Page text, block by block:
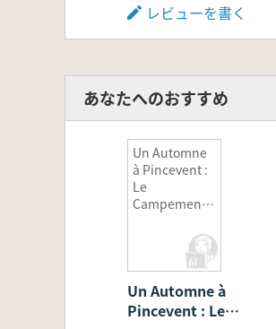
レビューを書く
あなたへのおすすめ
Un Automne
à Pincevent :
Le
Campement
Du Niveau
Un Automne à
Pincevent : Le